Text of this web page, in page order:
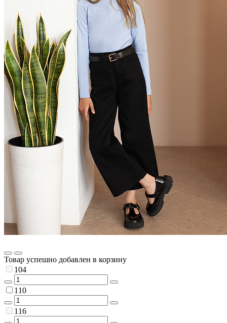
Товар успешно добавлен в корзину
104
110
116